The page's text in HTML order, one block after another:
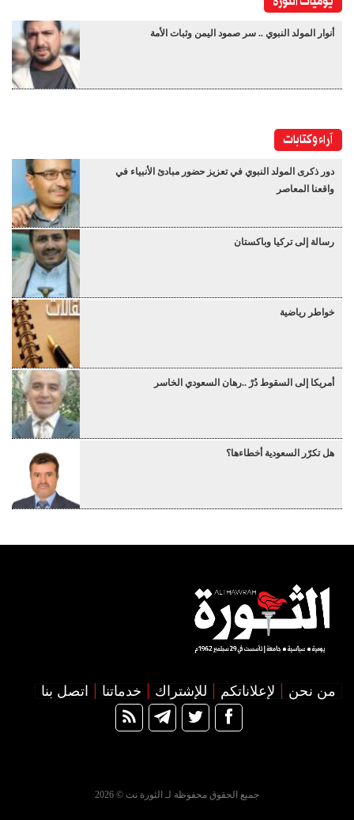
أنوار المولد النبوي .. سر صمود اليمن وثبات الأمة
آراء وكتابات
دور ذكرى المولد النبوي في تعزيز حضور مبادئ الأنبياء في
واقعنا المعاصر
رسالة إلى تركيا وباكستان
خواطر رياضية
أمريكا إلى السقوط دُرْ ..رهان السعودي الخاسر
هل تكرّر السعودية أخطاءها؟
من نحن لإعلاناتكم للإشتراك خدماتنا اتصل بنا
جميع الحقوق محفوظة لـ الثورة نت © 2026